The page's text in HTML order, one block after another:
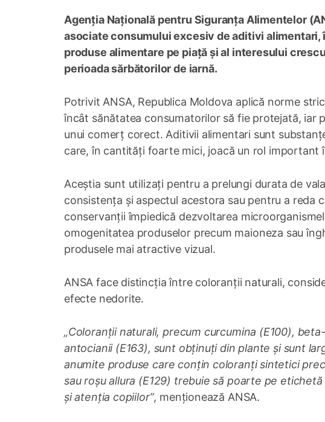
Agenția Națională pentru Siguranța Alimentelor
asociate consumului excesiv de aditivi
produse alimentare pe piață și al interesului
perioada sărbătorilor de iarnă.
Potrivit ANSA, Republica Moldova aplică norme
încât sănătatea consumatorilor să fie protejată, iar
unui comerț corect. Aditivii alimentari sunt
care, în cantități foarte mici, joacă un rol important
Aceștia sunt utilizați pentru a prelungi durata de
consistența și aspectul acestora sau pentru a reda
conservanții împiedică dezvoltarea
omogenitatea produselor precum maioneza sau
produsele mai atractive vizual.
ANSA face distincția între coloranții naturali,
efecte nedorite.
„Coloranții naturali, precum curcumina (E100),
antocianii (E163), sunt obținuți din plante și sunt
anumite produse care conțin coloranți sintetici
sau roșu allura (E129) trebuie să poarte pe
și atenția copiilor”, menționează ANSA.